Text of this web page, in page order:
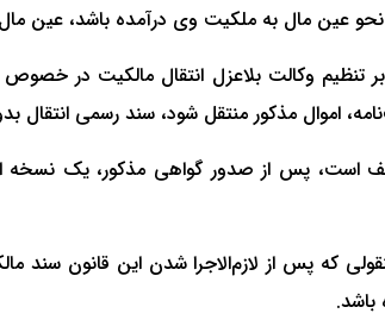
عین مال به ملکیت وی درآمده باشد، عین
تنظیم وکالت بلاعزل انتقال مالکیت در
اموال مذکور منتقل شود، سند رسمی
پس از صدور گواهی مذکور، یک نسخه از
که پس از لازم‌الاجرا شدن این قانون سند